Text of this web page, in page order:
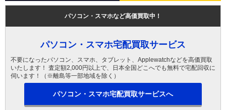
パソコン・スマホなど高価買取中！
パソコン・スマホ宅配買取サービス
不要になったパソコン、スマホ、タブレット、Applewatchなどを高価買取
いたします！ 査定額2,000円以上で、日本全国どこへでも無料で宅配回収に
伺います！（※離島等一部地域を除く）
パソコン・スマホ宅配買取サービスへ